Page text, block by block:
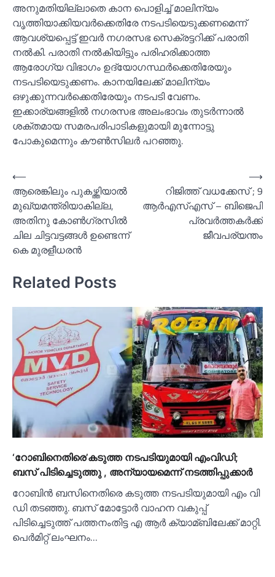
അനുമതിയില്ലാതെ കാന പൊളിച്ച്‌ മാലിന്യം
വൃത്തിയാക്കിയവര്‍ക്കെതിരേ നടപടിയെടുക്കണമെന്ന്
ആവശ്യപ്പെട്ട് ഇവര്‍ നഗരസഭ സെക്രട്ടറിക്ക് പരാതി
നല്‍കി. പരാതി നല്‍കിയിട്ടും പരിഹരിക്കാത്ത
ആരോഗ്യ വിഭാഗം ഉദ്യോഗസ്ഥര്‍ക്കെതിരേയും
നടപടിയെടുക്കണം. കാനയിലേക്ക് മാലിന്യം
ഒഴുക്കുന്നവര്‍ക്കെതിരേയും നടപടി വേണം.
ഇക്കാര്യങ്ങളില്‍ നഗരസഭ അലംഭാവം തുടര്‍ന്നാല്‍
ശക്തമായ സമരപരിപാടികളുമായി മുന്നോട്ടു
പോകുമെന്നും കൗണ്‍സിലര്‍ പറഞ്ഞു.
Post
navigation
⟵
ആരെങ്കിലും പുകഴ്ത്തിയാല്‍
മുഖ്യമന്ത്രിയാകില്ല,
അതിനു കോണ്‍ഗ്രസില്‍
ചില ചിട്ടവട്ടങ്ങള്‍ ഉണ്ടെന്ന്
കെ മുരളീധരന്‍
റിജിത്ത് വധക്കേസ് ; 9
ആര്‍എസ്‌എസ് – ബിജെപി
പ്രവര്‍ത്തകര്‍ക്ക്
ജീവപര്യന്തം
⟶
Related Posts
‘റോബിനെതിരെ’കടുത്ത നടപടിയുമായി എംവിഡി;
ബസ് പിടിച്ചെടുത്തു , അന്യായമെന്ന് നടത്തിപ്പുക്കാര്‍
റോബിന്‍ ബസിനെതിരെ കടുത്ത നടപടിയുമായി എം വി
ഡി തടഞ്ഞു. ബസ് മോട്ടോര്‍ വാഹന വകുപ്പ്
പിടിച്ചെടുത്ത് പത്തനംതിട്ട എ ആര്‍ ക്യാമ്ബിലേക്ക് മാറ്റി.
പെര്‍മിറ്റ് ലംഘനം…